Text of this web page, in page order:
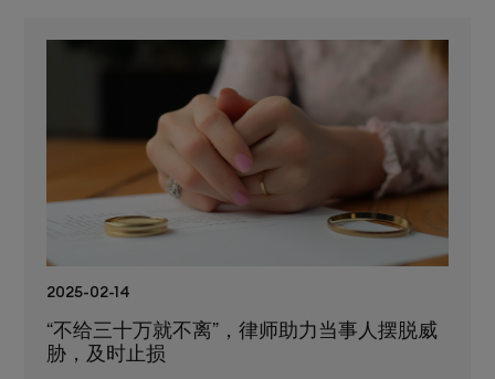
2025-02-14
“不给三十万就不离”，律师助力当事人摆脱威
胁，及时止损